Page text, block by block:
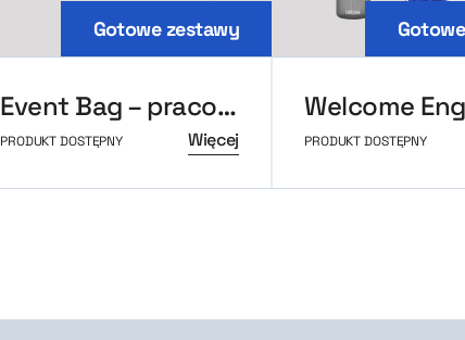
Gotowe zestawy
Event Bag – pracownik
PRODUKT DOSTĘPNY Więcej
Welcome
PRODUKT DOSTĘPNY